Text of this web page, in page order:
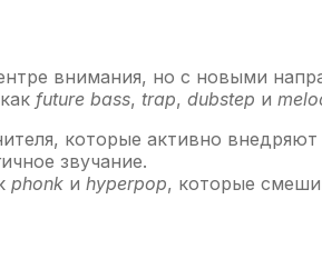
внимания, но с новыми
future bass, trap, dubstep и
которые активно
звучание.
phonk и hyperpop, которые